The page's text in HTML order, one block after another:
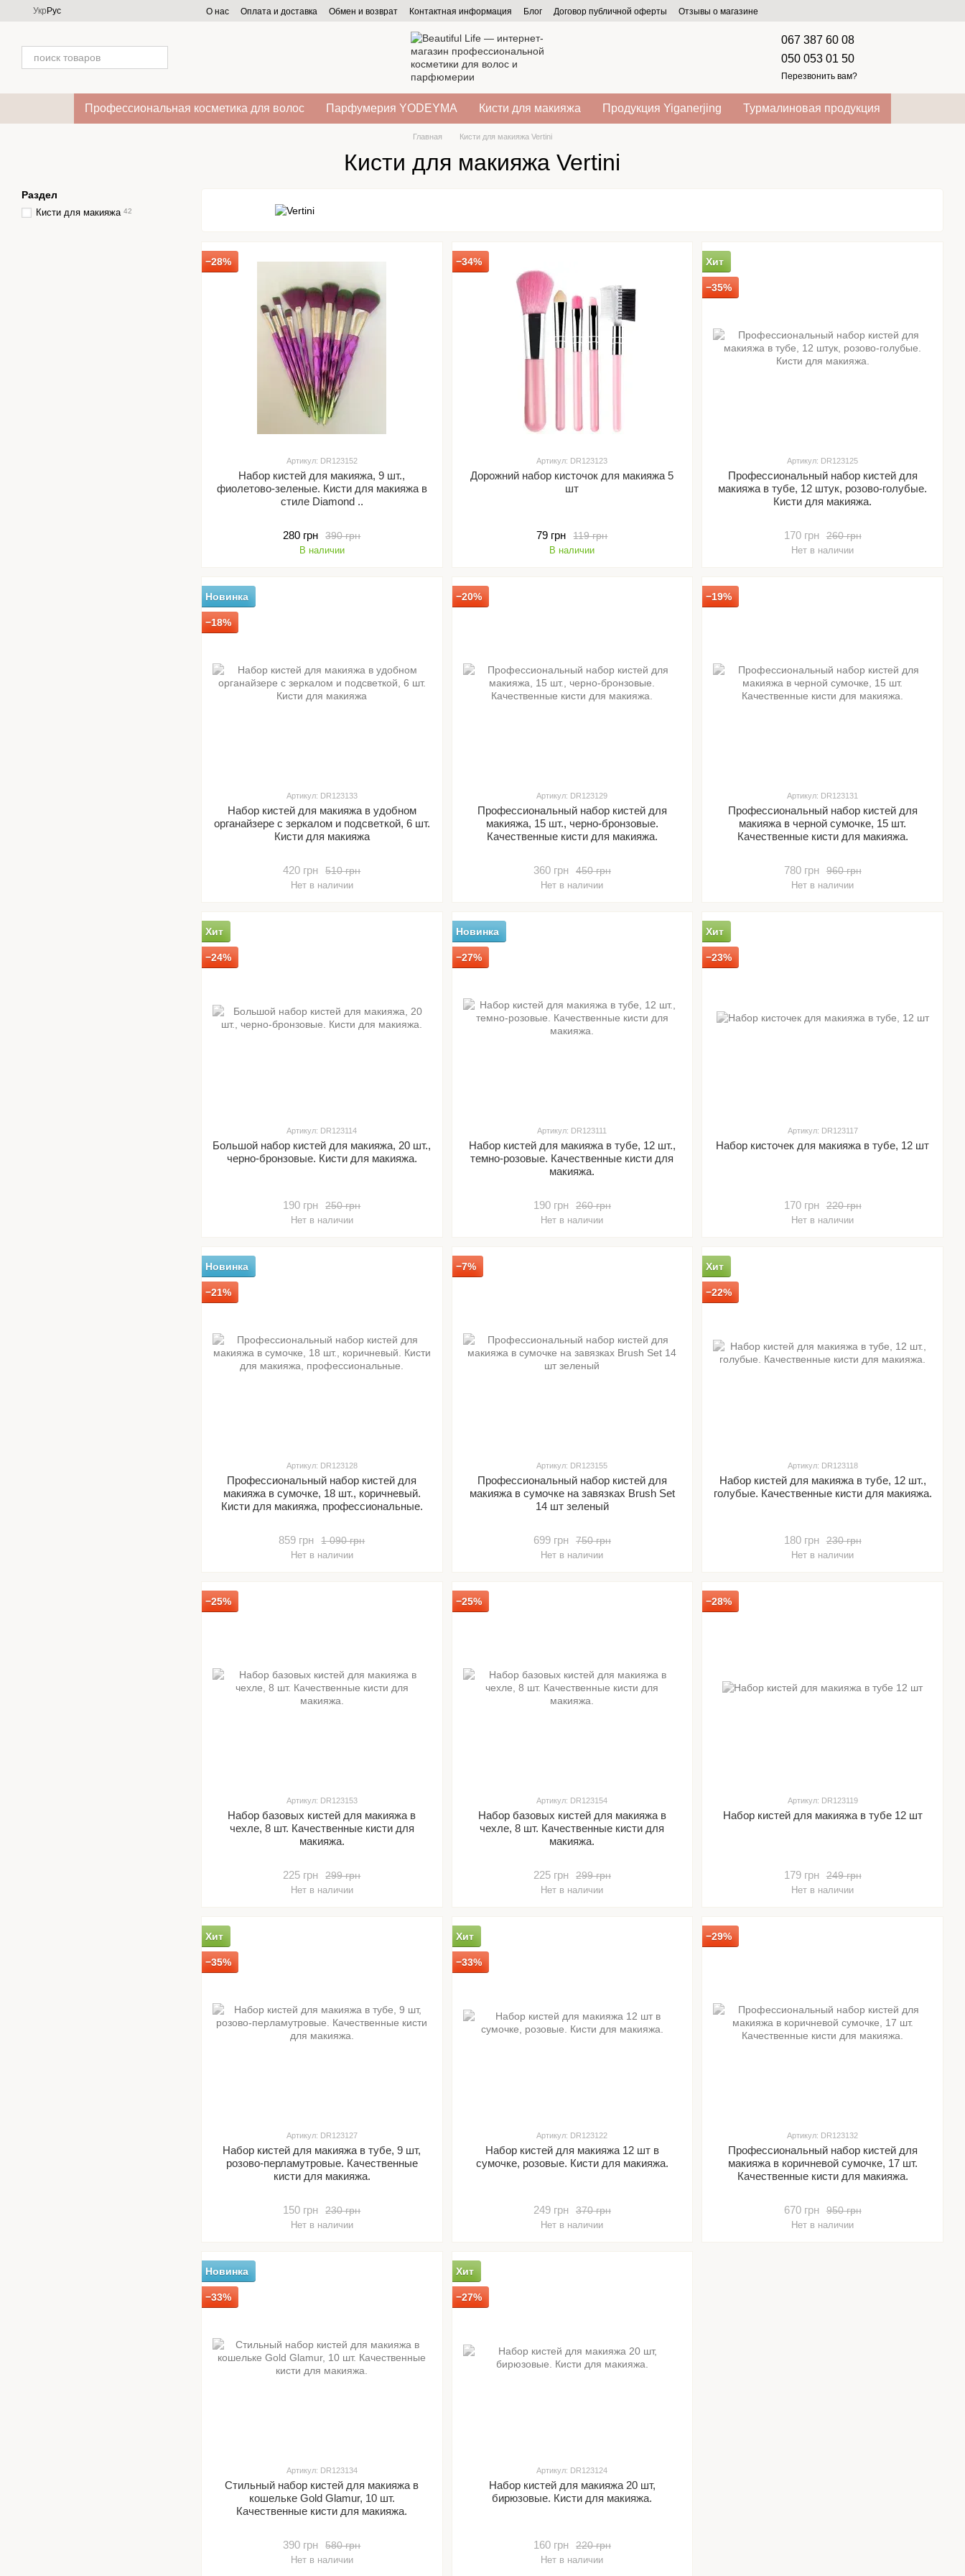
Перейти к основному контенту
Укр Рус О нас Оплата и доставка Обмен и возврат Контактная информация Блог Договор публичной оферты Отзывы о магазине
067 387 60 08
050 053 01 50
Перезвонить вам?
Профессиональная косметика для волос Парфумерия YODEYMA Кисти для макияжа Продукция Yiganerjing Турмалиновая продукция
Главная Кисти для макияжа Vertini
Кисти для макияжа Vertini
−28%
Артикул: DR123152
Набор кистей для макияжа, 9 шт.,
фиолетово-зеленые. Кисти для макияжа в
стиле Diamond ..
390 грн
280 грн
В наличии
−34%
Артикул: DR123123
Дорожний набор кисточок для макияжа 5
шт
119 грн
79 грн
В наличии
Хит
−35%
Артикул: DR123125
Профессиональный набор кистей для
макияжа в тубе, 12 штук, розово-голубые.
Кисти для макияжа.
260 грн
170 грн
Нет в наличии
Новинка
−18%
Артикул: DR123133
Набор кистей для макияжа в удобном
органайзере с зеркалом и подсветкой, 6 шт.
Кисти для макияжа
510 грн
420 грн
Нет в наличии
−20%
Артикул: DR123129
Профессиональный набор кистей для
макияжа, 15 шт., черно-бронзовые.
Качественные кисти для макияжа.
450 грн
360 грн
Нет в наличии
−19%
Артикул: DR123131
Профессиональный набор кистей для
макияжа в черной сумочке, 15 шт.
Качественные кисти для макияжа.
960 грн
780 грн
Нет в наличии
Хит
−24%
Артикул: DR123114
Большой набор кистей для макияжа, 20 шт.,
черно-бронзовые. Кисти для макияжа.
250 грн
190 грн
Нет в наличии
Новинка
−27%
Артикул: DR123111
Набор кистей для макияжа в тубе, 12 шт.,
темно-розовые. Качественные кисти для
макияжа.
260 грн
190 грн
Нет в наличии
Хит
−23%
Артикул: DR123117
Набор кисточек для макияжа в тубе, 12 шт
220 грн
170 грн
Нет в наличии
Новинка
−21%
Артикул: DR123128
Профессиональный набор кистей для
макияжа в сумочке, 18 шт., коричневый.
Кисти для макияжа, профессиональные.
1 090 грн
859 грн
Нет в наличии
−7%
Артикул: DR123155
Профессиональный набор кистей для
макияжа в сумочке на завязках Brush Set
14 шт зеленый
750 грн
699 грн
Нет в наличии
Хит
−22%
Артикул: DR123118
Набор кистей для макияжа в тубе, 12 шт.,
голубые. Качественные кисти для макияжа.
230 грн
180 грн
Нет в наличии
−25%
Артикул: DR123153
Набор базовых кистей для макияжа в
чехле, 8 шт. Качественные кисти для
макияжа.
299 грн
225 грн
Нет в наличии
−25%
Артикул: DR123154
Набор базовых кистей для макияжа в
чехле, 8 шт. Качественные кисти для
макияжа.
299 грн
225 грн
Нет в наличии
−28%
Артикул: DR123119
Набор кистей для макияжа в тубе 12 шт
249 грн
179 грн
Нет в наличии
Хит
−35%
Артикул: DR123127
Набор кистей для макияжа в тубе, 9 шт,
розово-перламутровые. Качественные
кисти для макияжа.
230 грн
150 грн
Нет в наличии
Хит
−33%
Артикул: DR123122
Набор кистей для макияжа 12 шт в
сумочке, розовые. Кисти для макияжа.
370 грн
249 грн
Нет в наличии
−29%
Артикул: DR123132
Профессиональный набор кистей для
макияжа в коричневой сумочке, 17 шт.
Качественные кисти для макияжа.
950 грн
670 грн
Нет в наличии
Новинка
−33%
Артикул: DR123134
Стильный набор кистей для макияжа в
кошельке Gold Glamur, 10 шт.
Качественные кисти для макияжа.
580 грн
390 грн
Нет в наличии
Хит
−27%
Артикул: DR123124
Набор кистей для макияжа 20 шт,
бирюзовые. Кисти для макияжа.
220 грн
160 грн
Нет в наличии
Раздел
Кисти для макияжа 42